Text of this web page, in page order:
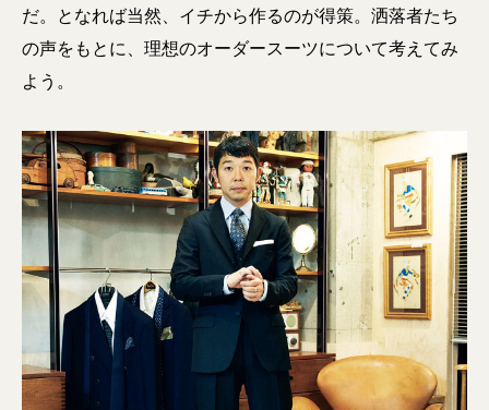
だ。となれば当然、イチから作るのが得策。洒落者たち
の声をもとに、理想のオーダースーツについて考えてみ
よう。